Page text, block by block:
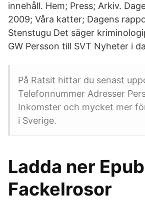
innehåll. Hem; Press; Arkiv.
2009; Våra katter; Dagens
Stenstugu Det säger
GW Persson till SVT Nyheter i
På Ratsit hittar du senast
Telefonnummer Adresser
Inkomster och mycket mer
i Sverige.
Ladda ner
Fackelrosor